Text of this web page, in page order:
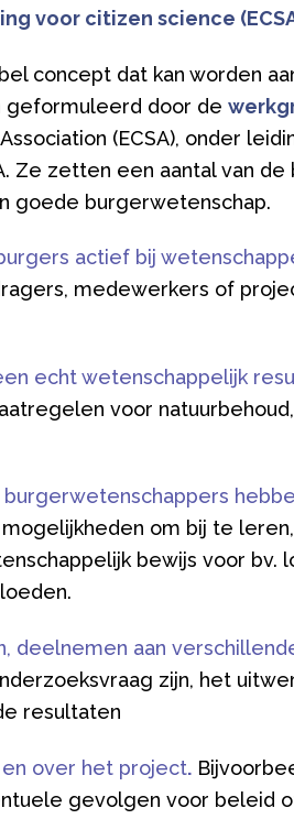
voor citizen science
concept dat kan worden
geformuleerd door de
(ECSA), onder
Ze zetten een aantal van
goede burgerwetenschap.
actief bij
medewerkers of
echt wetenschappelijk
voor
om bij te
bewijs voor bv.
deelnemen aan
zijn, het
resultaten
over het project.
gevolgen voor beleid